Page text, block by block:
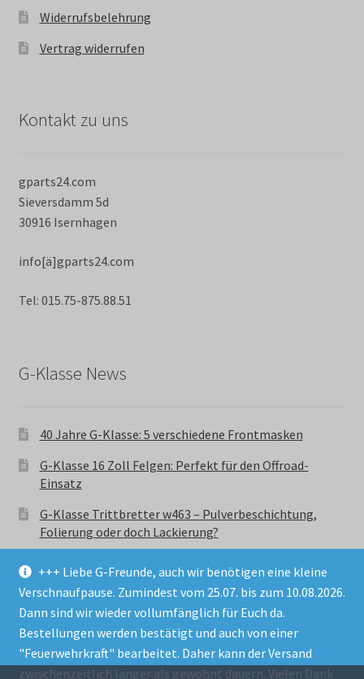
+++ Liebe G-Freunde, auch wir benötigen eine kleine
Verschnaufpause. Zumindest vom 25.07. bis zum 10.08.2026.
Dann sind wir wieder vollumfänglich für Euch da.
Bestellungen werden bestätigt und auch von einer
"Feuerwehrkraft" bearbeitet. Daher kann der Versand
zwischenzeitlich länger als gewohnt dauern. Vielen Dank
Widerrufsbelehrung
Vertrag widerrufen
Kontakt zu uns
gparts24.com
Sieversdamm 5d
30916 Isernhagen
info[ä]gparts24.com
Tel: 015.75-875.88.51
G-Klasse News
40 Jahre G-Klasse: 5 verschiedene Frontmasken
G-Klasse 16 Zoll Felgen: Perfekt für den Offroad-
Einsatz
G-Klasse Trittbretter w463 – Pulverbeschichtung,
Folierung oder doch Lackierung?
© GParts24 - G-Klasse w463 Trittbretter, Felgen,
Ersatzteile & Zubebehör.
Datenschutzerklärung